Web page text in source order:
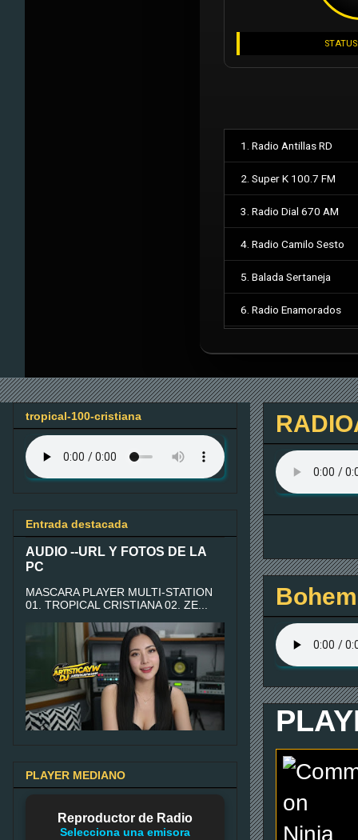
1. Radio Antillas RD
2. Super K 100.7 FM
3. Radio Dial 670 AM
4. Radio Camilo Sesto
5. Balada Sertaneja
6. Radio Enamorados
tropical-100-cristiana
Entrada destacada
AUDIO --URL Y FOTOS DE LA
PC
MASCARA PLAYER MULTI-STATION
01. TROPICAL CRISTIANA 02. ZE...
PLAYER MEDIANO
Reproductor de Radio
Selecciona una emisora